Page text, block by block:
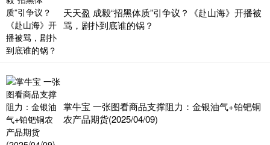
天天盈 成毅“招黑体质”引争议？《赴山海》开播被
骂，剧扑到底谁的锅？
掌牛宝 一张图看商品支撑阻力：金银油气+铂钯铜
农产品期货(2025/04/09)